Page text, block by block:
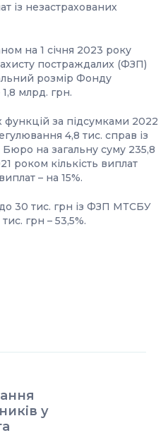
із незастрахованих
на 1 січня 2023 року
постраждалих (ФЗП)
розмір Фонду
млрд. грн.
за підсумками 2022
4,8 тис. справ із
на загальну суму 235,8
роком кількість виплат
– на 15%.
до 30 тис. грн із ФЗП МТСБУ
грн – 53,5%.
у